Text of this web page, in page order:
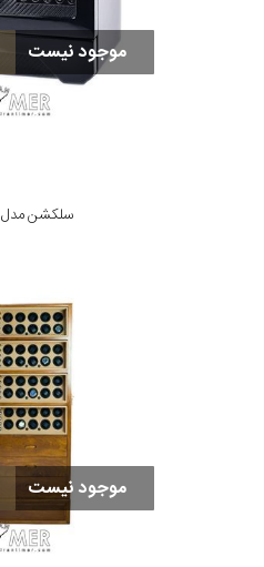
موجود نیست
سلکشن مدل S2302BC
موجود نیست